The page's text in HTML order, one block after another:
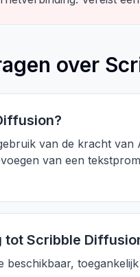
over
van de kracht van
van een
tot Scribble
beschikbaar,